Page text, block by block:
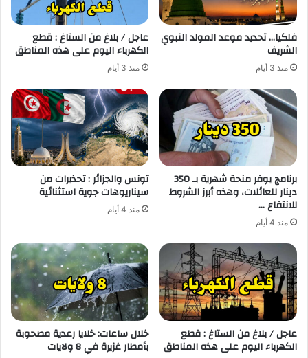
فلكيا… تحديد موعد المولد النبوي
الشريف
منذ 3 أيام
عاجل / بلاغ من الستاغ : قطع
الكهرباء اليوم على هذه المناطق
منذ 3 أيام
برنامج يوفر منحة شهرية بـ 350
دينار للعائلات، وهذه أبرز الشروط
للانتفاع …
منذ 4 أيام
تونس والجزائر : تحذيرات من
سيناريوهات جوية استثنائية
منذ 4 أيام
عاجل / بلاغ من الستاغ : قطع
الكهرباء اليوم على هذه المناطق
خلال ساعات: خلايا رعدية مصحوبة
بأمطار غزيرة في 8 ولايات